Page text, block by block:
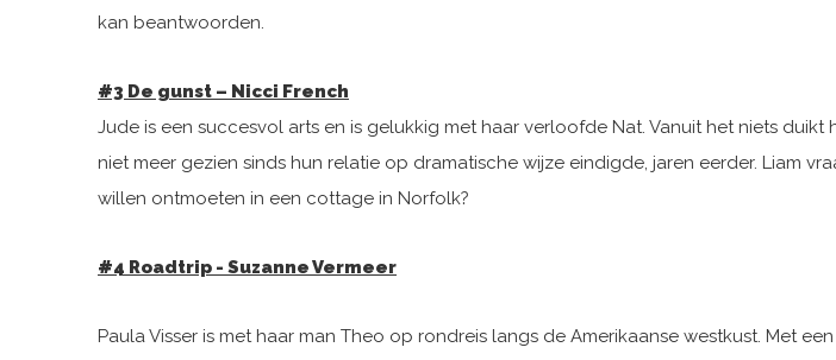
kan beantwoorden.
#3 De gunst – Nicci French
Jude is een succesvol arts en is gelukkig met haar verloofde Nat. Vanuit het niets
niet meer gezien sinds hun relatie op dramatische wijze eindigde, jaren eerder. Liam
willen ontmoeten in een cottage in Norfolk?
#4 Roadtrip - Suzanne Vermeer
Paula Visser is met haar man Theo op rondreis langs de Amerikaanse westkust. Met